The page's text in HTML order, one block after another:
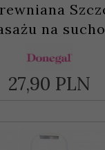
na
27,90 PLN